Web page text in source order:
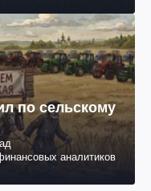
по сельскому
аналитиков